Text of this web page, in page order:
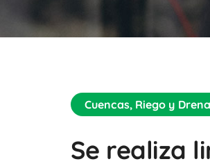
Cuencas, Riego y
Se realiza